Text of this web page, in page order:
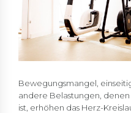
Bewegungsmangel,
andere Belastungen,
ist, erhöhen das Herz-